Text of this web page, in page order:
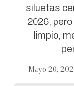
siluetas
2026,
limpio,
Mayo 20,